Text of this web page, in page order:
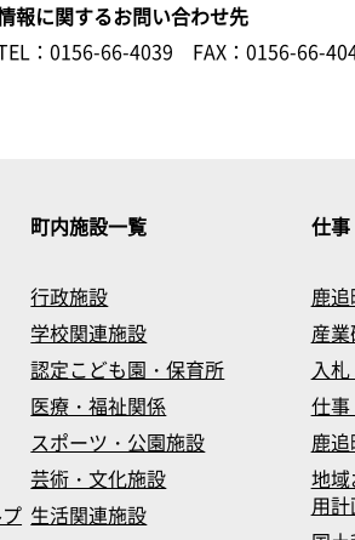
報に関するお問い合わせ先
：0156-66-4039 FAX：0156-66-
町内施設一覧
行政施設
学校関連施設
認定こども園・保育所
医療・福祉関係
スポーツ・公園施設
芸術・文化施設
生活関連施設
仕
鹿
産
入
仕
鹿
地
用